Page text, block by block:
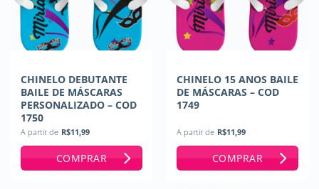
CHINELO DEBUTANTE
BAILE DE MÁSCARAS
PERSONALIZADO – COD
1750
A partir de R$11,99
COMPRAR
CHINELO 15 ANOS BAILE
DE MÁSCARAS – COD
1749
A partir de R$11,99
COMPRAR